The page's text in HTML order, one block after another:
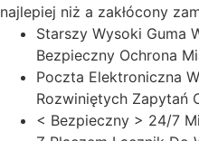
najlepiej niż a zakłócony
Starszy Wysoki Guma
Bezpieczny Ochrona
Poczta Elektroniczna
Rozwiniętych Zapytań
< Bezpieczny > 24/7